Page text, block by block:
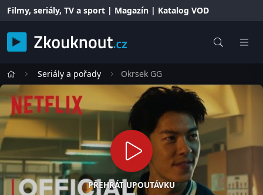
Filmy, seriály, TV a sport | Magazín | Katalog VOD
Seriály a pořady Okrsek GG
PŘEHRÁT UPOUTÁVKU